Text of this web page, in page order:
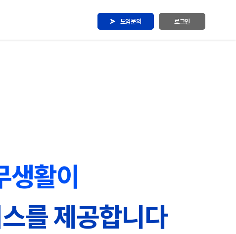
도입문의 로그인
활이
를 제공합니다